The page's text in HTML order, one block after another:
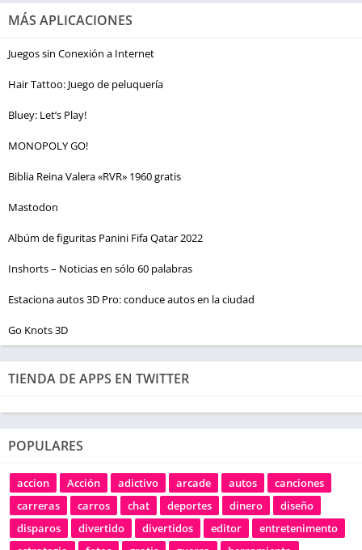
MÁS APLICACIONES
Juegos sin Conexión a Internet
Hair Tattoo: Juego de peluquería
Bluey: Let’s Play!
MONOPOLY GO!
Biblia Reina Valera «RVR» 1960 gratis
Mastodon
Albúm de figuritas Panini Fifa Qatar 2022
Inshorts – Noticias en sólo 60 palabras
Estaciona autos 3D Pro: conduce autos en la ciudad
Go Knots 3D
TIENDA DE APPS EN TWITTER
POPULARES
accion Acción adictivo arcade autos
canciones
carreras
carros chat deportes dinero
diseño
disparos
divertido divertidos editor
entretenimento